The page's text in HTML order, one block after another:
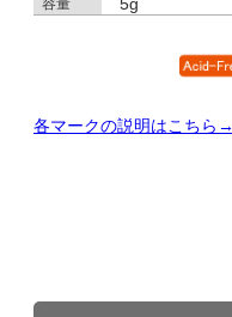
容量
各マークの説明はこちら→